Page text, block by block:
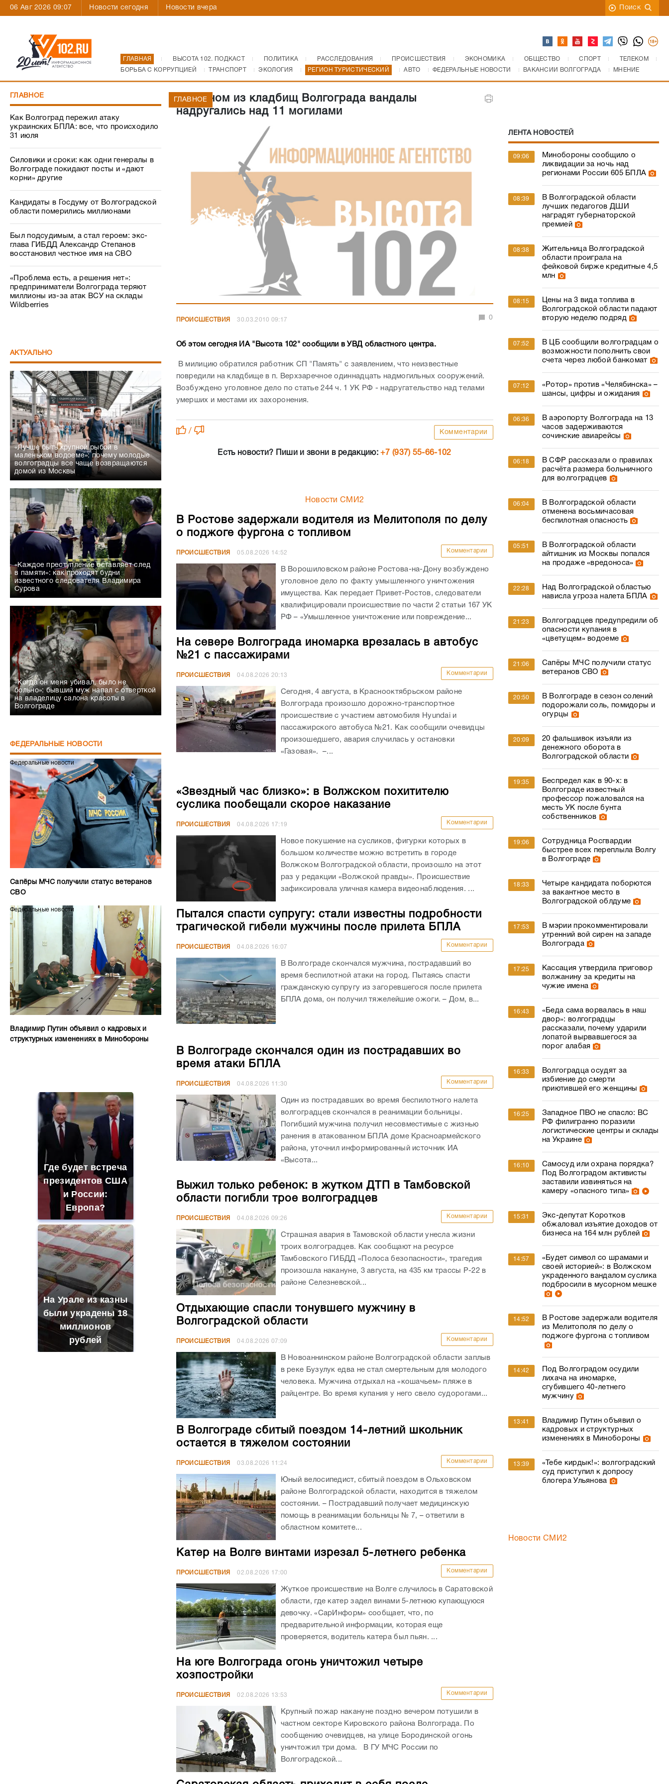
06 Авг 2026 09:07 Новости сегодня Новости вчера Поиск
ГЛАВНАЯ ВЫСОТА 102. ПОДКАСТ ПОЛИТИКА РАССЛЕДОВАНИЯ ПРОИСШЕСТВИЯ ЭКОНОМИКА ОБЩЕСТВО СПОРТ
ТЕЛЕКОМ
БОРЬБА С КОРРУПЦИЕЙ
ТРАНСПОРТ ЭКОЛОГИЯ РЕГИОН ТУРИСТИЧЕСКИЙ АВТО ФЕДЕРАЛЬНЫЕ НОВОСТИ ВАКАНСИИ ВОЛГОГРАДА МНЕНИЕ
ГЛАВНОЕ
Как Волгоград пережил атаку
украинских БПЛА: все, что происходило
31 июля
Силовики и сроки: как одни генералы в
Волгограде покидают посты и «дают
корни» другие
Кандидаты в Госдуму от Волгоградской
области померились миллионами
Был подсудимым, а стал героем: экс-
глава ГИБДД Александр Степанов
восстановил честное имя на СВО
«Проблема есть, а решения нет»:
предприниматели Волгограда теряют
миллионы из-за атак ВСУ на склады
Wildberries
АКТУАЛЬНО
«Лучше быть крупной рыбой в
маленьком водоеме»: почему молодые
волгоградцы все чаще возвращаются
домой из Москвы
«Каждое преступление оставляет след
в памяти»: как проходят будни
известного следователя Владимира
Сурова
«Когда он меня убивал, было не
больно»: бывший муж напал с отверткой
на владелицу салона красоты в
Волгограде
ФЕДЕРАЛЬНЫЕ НОВОСТИ
Федеральные новости
Сапёры МЧС получили статус ветеранов
СВО
Федеральные новости
Владимир Путин объявил о кадровых и
структурных изменениях в Минобороны
Где будет встреча
президентов США
и России:
Европа?
На Урале из казны
были украдены 18
миллионов
рублей
На одном из кладбищ Волгограда вандалы
надругались над 11 могилами
ГЛАВНОЕ
ПРОИСШЕСТВИЯ 30.03.2010 09:17 0
Об этом сегодня ИА "Высота 102" сообщили в УВД областного центра.
В милицию обратился работник СП "Память" с заявлением, что неизвестные
повредили на кладбище в п. Верхзаречное одиннадцать надмогильных сооружений.
Возбуждено уголовное дело по статье 244 ч. 1 УК РФ - надругательство над телами
умерших и местами их захоронения.
/ Комментарии
Есть новости? Пиши и звони в редакцию:+7 (937) 55-66-102
Новости СМИ2
В Ростове задержали водителя из Мелитополя по делу
о поджоге фургона с топливом
ПРОИСШЕСТВИЯ 05.08.2026 14:52 Комментарии
В Ворошиловском районе Ростова-на-Дону возбуждено
уголовное дело по факту умышленного уничтожения
имущества. Как передает Привет-Ростов, следователи
квалифицировали происшествие по части 2 статьи 167 УК
РФ – «Умышленное уничтожение или повреждение...
На севере Волгограда иномарка врезалась в автобус
№21 с пассажирами
ПРОИСШЕСТВИЯ 04.08.2026 20:13 Комментарии
Сегодня, 4 августа, в Краснооктябрьском районе
Волгограда произошло дорожно-транспортное
происшествие с участием автомобиля Hyundai и
пассажирского автобуса №21. Как сообщили очевидцы
произошедшего, авария случилась у остановки
«Газовая». –...
«Звездный час близко»: в Волжском похитителю
суслика пообещали скорое наказание
ПРОИСШЕСТВИЯ 04.08.2026 17:19 Комментарии
Новое покушение на сусликов, фигурки которых в
большом количестве можно встретить в городе
Волжском Волгоградской области, произошло на этот
раз у редакции «Волжской правды». Происшествие
зафиксировала уличная камера видеонаблюдения. ...
Пытался спасти супругу: стали известны подробности
трагической гибели мужчины после прилета БПЛА
ПРОИСШЕСТВИЯ 04.08.2026 16:07 Комментарии
В Волгограде скончался мужчина, пострадавший во
время беспилотной атаки на город. Пытаясь спасти
гражданскую супругу из загоревшегося после прилета
БПЛА дома, он получил тяжелейшие ожоги. – Дом, в...
В Волгограде скончался один из пострадавших во
время атаки БПЛА
ПРОИСШЕСТВИЯ 04.08.2026 11:30 Комментарии
Один из пострадавших во время беспилотного налета
волгоградцев скончался в реанимации больницы.
Погибший мужчина получил несовместимые с жизнью
ранения в атакованном БПЛА доме Красноармейского
района, уточнил информированный источник ИА
«Высота...
Выжил только ребенок: в жутком ДТП в Тамбовской
области погибли трое волгоградцев
ПРОИСШЕСТВИЯ 04.08.2026 09:26 Комментарии
Страшная авария в Тамовской области унесла жизни
троих волгоградцев. Как сообщают на ресурсе
Тамбовского ГИБДД «Полоса безопасности», трагедия
произошла накануне, 3 августа, на 435 км трассы Р-22 в
районе Селезневской...
Отдыхающие спасли тонувшего мужчину в
Волгоградской области
ПРОИСШЕСТВИЯ 04.08.2026 07:09 Комментарии
В Новоаннинском районе Волгоградской области заплыв
в реке Бузулук едва не стал смертельным для молодого
человека. Мужчина отдыхал на «кошачьем» пляже в
райцентре. Во время купания у него свело судорогами...
В Волгограде сбитый поездом 14-летний школьник
остается в тяжелом состоянии
ПРОИСШЕСТВИЯ 03.08.2026 11:24 Комментарии
Юный велосипедист, сбитый поездом в Ольховском
районе Волгоградской области, находится в тяжелом
состоянии. – Пострадавший получает медицинскую
помощь в реанимации больницы № 7, – ответили в
областном комитете...
Катер на Волге винтами изрезал 5-летнего ребенка
ПРОИСШЕСТВИЯ 02.08.2026 17:00 Комментарии
Жуткое происшествие на Волге случилось в Саратовской
области, где катер задел винами 5-летнюю купающуюся
девочку. «СарИнформ» сообщает, что, по
предварительной информации, которая еще
проверяется, водитель катера был пьян. ...
На юге Волгограда огонь уничтожил четыре
хозпостройки
ПРОИСШЕСТВИЯ 02.08.2026 13:53 Комментарии
Крупный пожар накануне поздно вечером потушили в
частном секторе Кировского района Волгограда. По
сообщению очевидцев, на улице Бородинской огонь
уничтожил три дома. В ГУ МЧС России по
Волгоградской...
ЛЕНТА НОВОСТЕЙ
09:06
Минобороны сообщило о
ликвидации за ночь над
регионами России 605 БПЛА
08:39
В Волгоградской области
лучших педагогов ДШИ
наградят губернаторской
премией
08:38
Жительница Волгоградской
области проиграла на
фейковой бирже кредитные 4,5
млн
08:15
Цены на 3 вида топлива в
Волгоградской области падают
вторую неделю подряд
07:52
В ЦБ сообщили волгоградцам о
возможности пополнить свои
счета через любой банкомат
07:12
«Ротор» против «Челябинска» –
шансы, цифры и ожидания
06:36
В аэропорту Волгограда на 13
часов задерживаются
сочинские авиарейсы
06:18
В СФР рассказали о правилах
расчёта размера больничного
для волгоградцев
06:04
В Волгоградской области
отменена восьмичасовая
беспилотная опасность
05:51
В Волгоградской области
айтишник из Москвы попался
на продаже «вредоноса»
22:28
Над Волгоградской областью
нависла угроза налета БПЛА
21:23
Волгоградцев предупредили об
опасности купания в
«цветущем» водоеме
21:06
Сапёры МЧС получили статус
ветеранов СВО
20:50
В Волгограде в сезон солений
подорожали соль, помидоры и
огурцы
20:09
20 фальшивок изъяли из
денежного оборота в
Волгоградской области
19:35
Беспредел как в 90-х: в
Волгограде известный
профессор пожаловался на
месть УК после бунта
собственников
19:06
Сотрудница Росгвардии
быстрее всех переплыла Волгу
в Волгограде
18:33
Четыре кандидата поборются
за вакантное место в
Волгоградской облдуме
17:53
В мэрии прокомментировали
утренний вой сирен на западе
Волгограда
17:25
Кассация утвердила приговор
волжанину за кредиты на
чужие имена
16:43
«Беда сама ворвалась в наш
двор»: волгоградцы
рассказали, почему ударили
лопатой вырвавшегося за
порог алабая
16:33
Волгоградца осудят за
избиение до смерти
приютившей его женщины
16:25
Западное ПВО не спасло: ВС
РФ филигранно поразили
логистические центры и склады
на Украине
16:10
Самосуд или охрана порядка?
Под Волгоградом активисты
заставили извиняться на
камеру «опасного типа»
15:31
Экс-депутат Коротков
обжаловал изъятие доходов от
бизнеса на 164 млн рублей
14:57
«Будет символ со шрамами и
своей историей»: в Волжском
украденного вандалом суслика
подбросили в мусорном мешке
14:52
В Ростове задержали водителя
из Мелитополя по делу о
поджоге фургона с топливом
14:42
Под Волгоградом осудили
лихача на иномарке,
сгубившего 40-летнего
мужчину
13:41
Владимир Путин объявил о
кадровых и структурных
изменениях в Минобороны
13:39
«Тебе кирдык!»: волгоградский
суд приступил к допросу
блогера Ульянова
Новости СМИ2